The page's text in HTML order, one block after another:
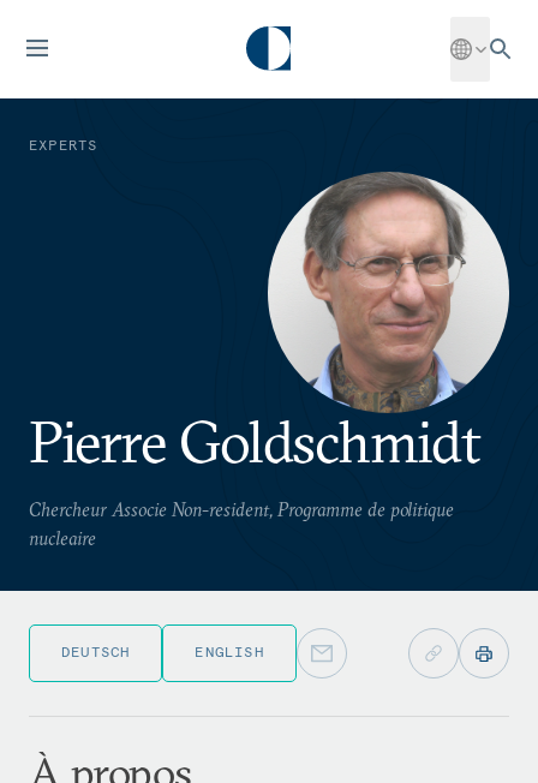
EXPERTS
Pierre Goldschmidt
Chercheur Associe Non-resident, Programme de politique
nucleaire
DEUTSCH ENGLISH
À propos